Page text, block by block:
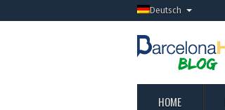
Deutsch
HOME